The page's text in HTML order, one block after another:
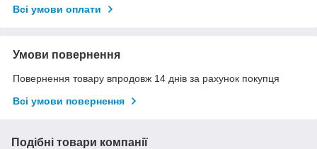
Всі умови оплати
Умови повернення
Повернення товару впродовж 14 днів за рахунок покупця
Всі умови повернення
Подібні товари компанії